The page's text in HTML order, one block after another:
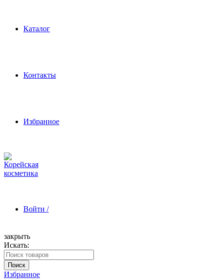
Каталог
Контакты
Избранное
Войти /
Зарегистрироваться
закрыть
Искать:
Поиск
Избранное